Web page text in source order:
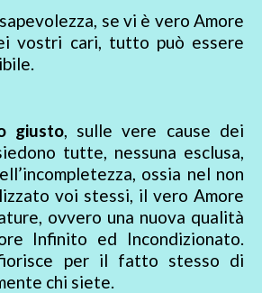
se vi è vero Amore
vostri cari, tutto può essere
giusto, sulle vere cause dei
tutte, nessuna esclusa,
ossia nel non
voi stessi, il vero Amore
ovvero una nuova qualità
Infinito ed Incondizionato.
per il fatto stesso di
chi siete.